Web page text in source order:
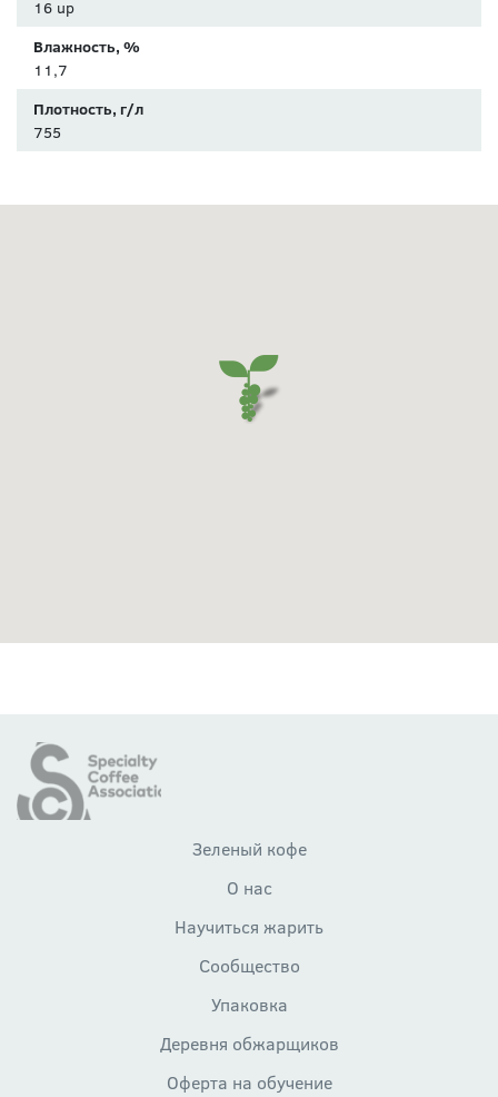
16 up
Влажность, %
11,7
Плотность, г/л
755
Зеленый кофе
О нас
Научиться жарить
Сообщество
Упаковка
Деревня обжарщиков
Оферта на обучение